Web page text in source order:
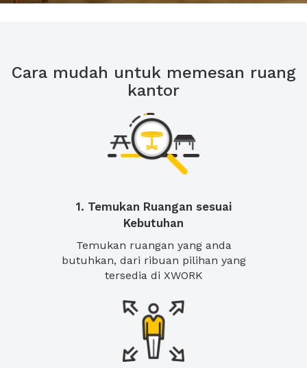
Cara mudah untuk memesan ruang
kantor
1. Temukan Ruangan sesuai
Kebutuhan
Temukan ruangan yang anda
butuhkan, dari ribuan pilihan yang
tersedia di XWORK